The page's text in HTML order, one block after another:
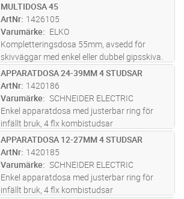
ST Lägg i kundvagn
MULTIDOSA 45
ArtNr 1426105
Varumärke
ELKO
Kompletteringsdosa 55mm, avsedd för
skivväggar med enkel eller dubbel gipsskiva.
Rot-dosa klarar väggar med 45 mm regel.
Avsedd att användas tillsammans med
flexibelt VP-rör, 16 mm, som kan monteras
...läs mer
ST Lägg i kundvagn
APPARATDOSA 24-39MM 4 STUDSAR
ArtNr 1420186
Varumärke
SCHNEIDER ELECTRIC
Enkel apparatdosa med justerbar ring för
infällt bruk, 4 flx kombistudsar
ST Lägg i kundvagn
APPARATDOSA 12-27MM 4 STUDSAR
ArtNr 1420185
Varumärke
SCHNEIDER ELECTRIC
Enkel apparatdosa med justerbar ring för
infällt bruk, 4 flx kombistudsar